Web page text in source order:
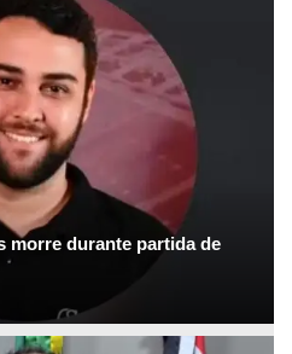
morre durante partida de